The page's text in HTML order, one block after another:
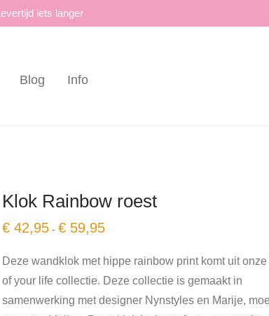
iets langer
Blog Info
Klok Rainbow roest
€ 42,95 - € 59,95
€ 59,95
Deze wandklok met hippe rainbow print komt uit onze
of your life collectie. Deze collectie is gemaakt in
samenwerking met designer Nynstyles en Marije,